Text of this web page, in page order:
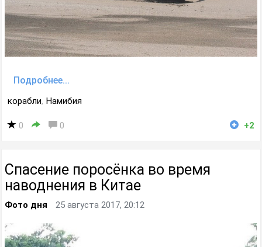
Подробнее...
корабли, Намибия
0 0 +2
Спасение поросёнка во время
наводнения в Китае
Фото дня 25 августа 2017, 20:12